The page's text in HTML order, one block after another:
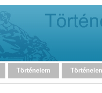
Történelem